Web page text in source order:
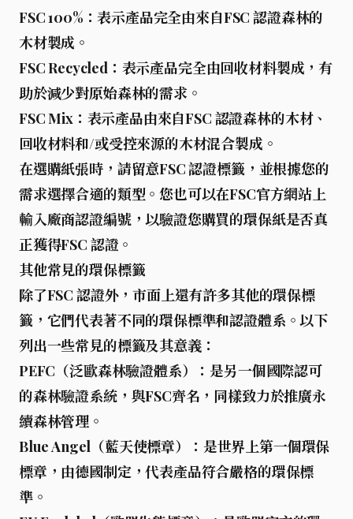
FSC 100% ：表示產品完全由來自FSC 認證森林的
木材製成。
FSC Recycled：表示產品完全由回收材料製成，有
助於減少對原始森林的需求。
FSC Mix：表示產品由來自FSC 認證森林的木材、
回收材料和/或受控來源的木材混合製成。
在選購紙張時，請留意FSC 認證標籤，並根據您的
需求選擇合適的類型。您也可以在FSC官方網站上
輸入廠商認證編號，以驗證您購買的環保紙是否真
正獲得FSC 認證 。
其他常見的環保標籤
除了FSC 認證外，市面上還有許多其他的環保標
籤，它們代表著不同的環保標準和認證體系。以下
列出一些常見的標籤及其意義：
PEFC（泛歐森林驗證體系）
：是另一個國際認可
的森林驗證系統，與FSC齊名，同樣致力於推廣永
續森林管理。
Blue Angel（藍天使標章）
：是世界上第一個環保
標章，由德國制定，代表產品符合嚴格的環保標
準。